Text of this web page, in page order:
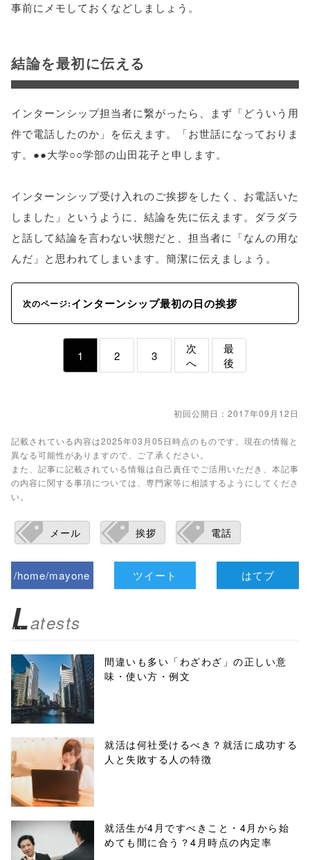
事前にメモしておくなどしましょう。
結論を最初に伝える
インターンシップ担当者に繋がったら、まず「どういう用
件で電話したのか」を伝えます。「お世話になっておりま
す。●●大学○○学部の山田花子と申します。
インターンシップ受け入れのご挨拶をしたく、お電話いた
しました」というように、結論を先に伝えます。ダラダラ
と話して結論を言わない状態だと、担当者に「なんの用な
んだ」と思われてしまいます。簡潔に伝えましょう。
次のページ:インターンシップ最初の日の挨拶
1 2 3
次
へ
最
後
初回公開日：2017年09月12日
記載されている内容は2025年03月05日時点のものです。現在の情報と
異なる可能性がありますので、ご了承ください。
また、記事に記載されている情報は自己責任でご活用いただき、本記事
の内容に関する事項については、専門家等に相談するようにしてくださ
い。
メール 挨拶 電話
/home/mayone
biz.jp/public_ht
ml/wp-
content/themes
/tapbiz_theme/
parts/sns-
buttons.php on
line10
/1007253"
onclick="windo
ツイート はてブ
Latests
間違いも多い「わざわざ」の正しい意
味・使い方・例文
就活は何社受けるべき？就活に成功する
人と失敗する人の特徴
就活生が4月ですべきこと・4月から始
めても間に合う？4月時点の内定率